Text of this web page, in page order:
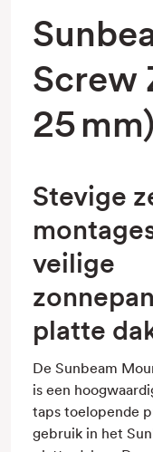
Screw
25 mm)
Stevige
veilige
platte
De Sunbeam
is een
taps toelopende
gebruik in het